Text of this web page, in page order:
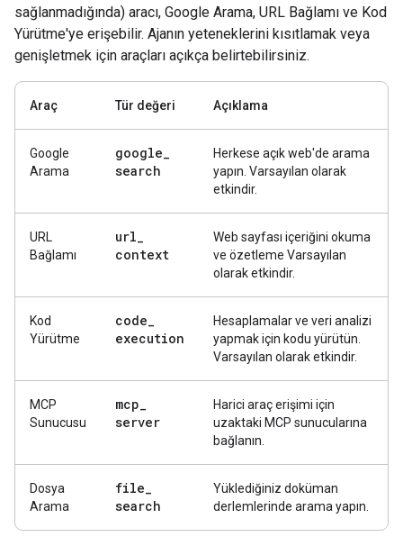
sağlanmadığında) aracı, Google Arama, URL Bağlamı ve Kod
Yürütme'ye erişebilir. Ajanın yeteneklerini kısıtlamak veya
genişletmek için araçları açıkça belirtebilirsiniz.
Araç Tür değeri Açıklama
Google
Arama
google_
search
Herkese açık web'de arama
yapın. Varsayılan olarak
etkindir.
URL
Bağlamı
url_
context
Web sayfası içeriğini okuma
ve özetleme Varsayılan
olarak etkindir.
Kod
Yürütme
code_
execution
Hesaplamalar ve veri analizi
yapmak için kodu yürütün.
Varsayılan olarak etkindir.
MCP
Sunucusu
mcp_
server
Harici araç erişimi için
uzaktaki MCP sunucularına
bağlanın.
Dosya
Arama
file_
search
Yüklediğiniz doküman
derlemlerinde arama yapın.